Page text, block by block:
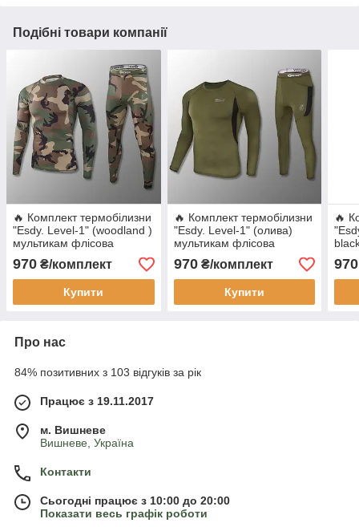
Подібні товари компанії
🔥 Комплект термобілизни
"Esdy. Level-1" (woodland )
мультикам флісова
термобілизна зимовий
тактичне, зсу, нгу
970 ₴/комплект
Купити
🔥 Комплект термобілизни
"Esdy. Level-1" (олива)
мультикам флісова
термобілизна зимовий
тактичне, зсу, нгу
970₴/комплект
Купити
🔥
970
Про нас
84% позитивних з 103 відгуків за рік
Працює з 19.11.2017
м. Вишневе
Вишневе, Україна
Контакти
Сьогодні працює з 10:00 до 20:00
Показати весь графік роботи